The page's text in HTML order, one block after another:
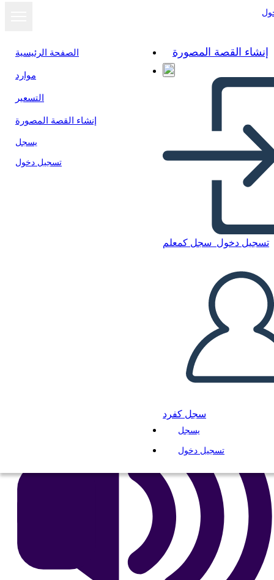
الصفحة الرئيسية
موارد
التسعير
إنشاء القصة المصورة
يسجل
تسجيل دخول
إنشاء القصة المصورة
تسجيل دخول سجل كمعلم
سجل كفرد
يسجل
تسجيل دخول
عرض كشرائح